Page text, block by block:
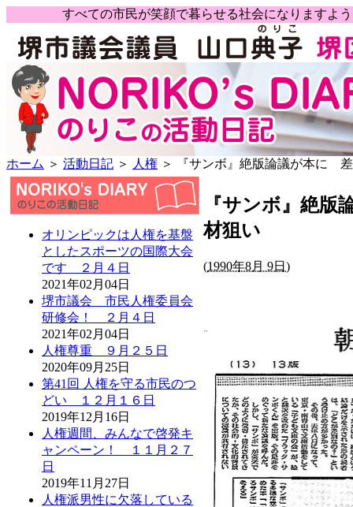
すべての市民が笑顔で暮らせる社会になります
ホーム ＞ 活動日記 ＞ 人権 ＞ 『サンボ』絶版論議が本に
オリンピックは人権を基盤
としたスポーツの国際大会
です ２月４日
2021年02月04日
堺市議会 市民人権委員会
研修会！ ２月４日
2021年02月04日
人権尊重 ９月２５日
2020年09月25日
第41回 人権を守る市民のつ
どい １２月１６日
2019年12月16日
人権週間、みんなで啓発キ
ャンペーン！ １１月２７
日
2019年11月27日
人権派男性に欠落している
『サンボ』絶
材狙い
(1990年8月 9日)